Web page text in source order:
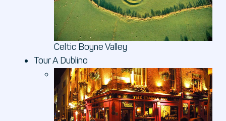
Celtic Boyne Valley
Tour A Dublino